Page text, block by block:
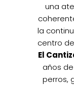
una
la
centro
El
años
perros,